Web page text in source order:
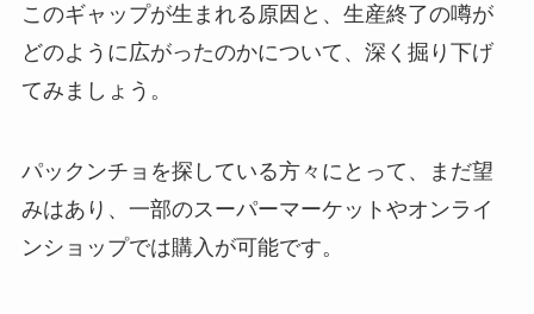
クラッツ 販売中止は本当？セブン
舟納豆 買える場所は？Amazonで
の取扱いは？？
このギャップが生まれる原因と、生産終了の噂が
どのように広がったのかについて、深く掘り下げ
てみましょう。
パックンチョを探している方々にとって、まだ望
みはあり、一部のスーパーマーケットやオンライ
ンショップでは購入が可能です。